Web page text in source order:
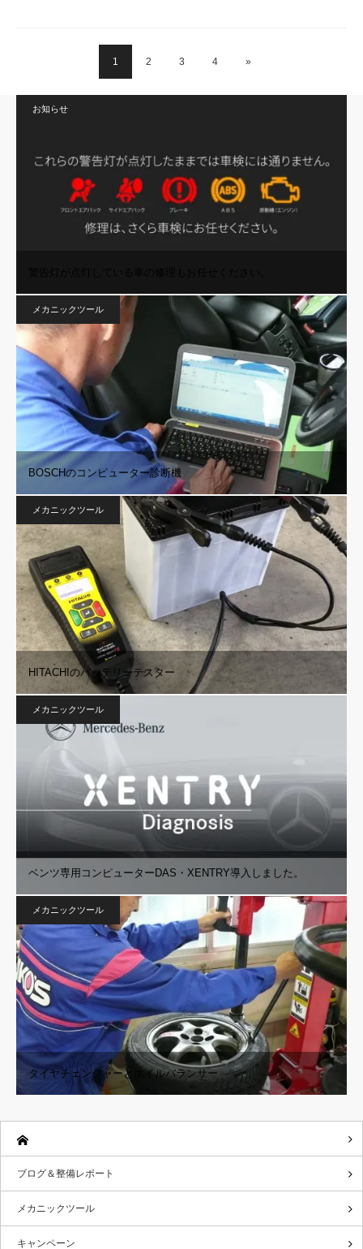
1 2 3 4 »
お知らせ
メカニックツール
BOSCHのコンピューター診断機
メカニックツール
HITACHIのバッテリーテスター
メカニックツール
ベンツ専用コンピューターDAS・XENTRY導入しました。
メカニックツール
タイヤチェンジャーとホイルバランサー
ブログ＆整備レポート
メカニックツール
キャンペーン